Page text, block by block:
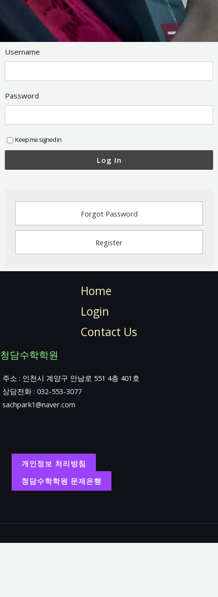
Username
Password
Keep me signed in
Log In
Forgot Password
Register
Home
Login
Contact Us
청담수학학원
주소 : 인천시 계양구 안남로 551 4층 401호
상담전화 : 032-553-3077
sachpark1@naver.com
개인정보 처리방침
청담수학학원 문제은행